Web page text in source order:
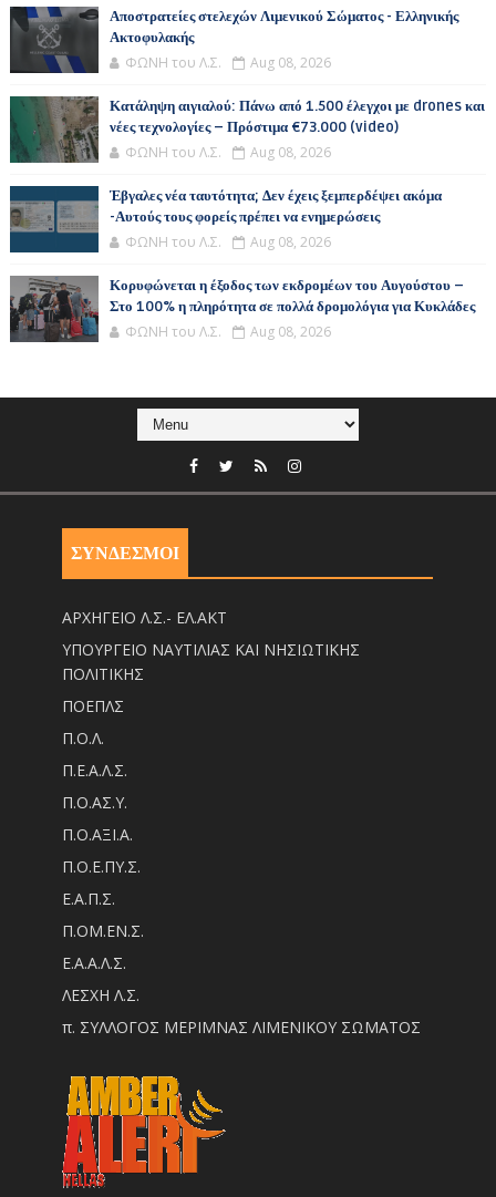
Αποστρατείες στελεχών Λιμενικού Σώματος - Ελληνικής
Ακτοφυλακής
ΦΩΝΗ του Λ.Σ. Aug 08, 2026
Κατάληψη αιγιαλού: Πάνω από 1.500 έλεγχοι με drones και
νέες τεχνολογίες – Πρόστιμα €73.000 (video)
ΦΩΝΗ του Λ.Σ. Aug 08, 2026
Έβγαλες νέα ταυτότητα; Δεν έχεις ξεμπερδέψει ακόμα
-Αυτούς τους φορείς πρέπει να ενημερώσεις
ΦΩΝΗ του Λ.Σ. Aug 08, 2026
Κορυφώνεται η έξοδος των εκδρομέων του Αυγούστου –
Στο 100% η πληρότητα σε πολλά δρομολόγια για Κυκλάδες
ΦΩΝΗ του Λ.Σ. Aug 08, 2026
ΣΥΝΔΕΣΜΟΙ
ΑΡΧΗΓΕΙΟ Λ.Σ.- ΕΛ.ΑΚΤ
ΥΠΟΥΡΓΕΙΟ ΝΑΥΤΙΛΙΑΣ ΚΑΙ ΝΗΣΙΩΤΙΚΗΣ
ΠΟΛΙΤΙΚΗΣ
ΠΟΕΠΛΣ
Π.Ο.Λ.
Π.Ε.Α.Λ.Σ.
Π.Ο.ΑΣ.Υ.
Π.Ο.ΑΞΙ.Α.
Π.Ο.Ε.ΠΥ.Σ.
Ε.Α.Π.Σ.
Π.ΟM.EN.Σ.
Ε.Α.Α.Λ.Σ.
ΛΕΣΧΗ Λ.Σ.
π. ΣΥΛΛΟΓΟΣ ΜΕΡΙΜΝΑΣ ΛΙΜΕΝΙΚΟΥ ΣΩΜΑΤΟΣ